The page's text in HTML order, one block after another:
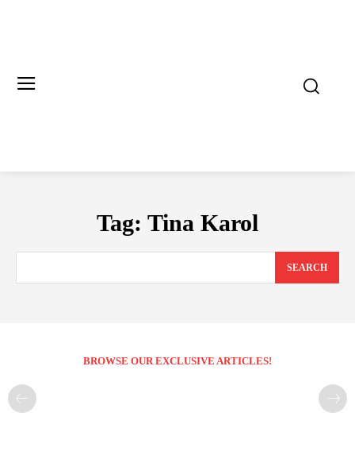
Tag: Tina Karol
SEARCH
BROWSE OUR EXCLUSIVE ARTICLES!